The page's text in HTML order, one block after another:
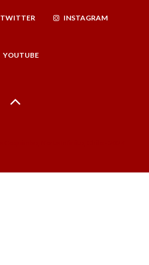
TWITTER INSTAGRAM
YOUTUBE